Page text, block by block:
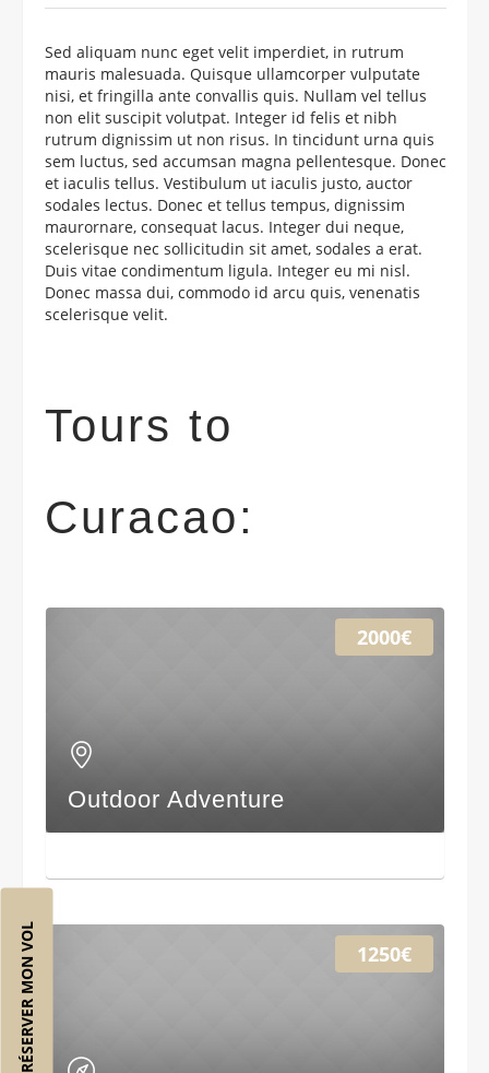
RÉSERVER MON VOL
Sed aliquam nunc eget velit imperdiet, in rutrum
mauris malesuada. Quisque ullamcorper vulputate
nisi, et fringilla ante convallis quis. Nullam vel tellus
non elit suscipit volutpat. Integer id felis et nibh
rutrum dignissim ut non risus. In tincidunt urna quis
sem luctus, sed accumsan magna pellentesque. Donec
et iaculis tellus. Vestibulum ut iaculis justo, auctor
sodales lectus. Donec et tellus tempus, dignissim
maurornare, consequat lacus. Integer dui neque,
scelerisque nec sollicitudin sit amet, sodales a erat.
Duis vitae condimentum ligula. Integer eu mi nisl.
Donec massa dui, commodo id arcu quis, venenatis
scelerisque velit.
Tours to
Curacao:
2000€
Outdoor Adventure
1250€